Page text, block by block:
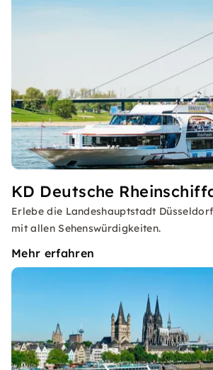
KD Deutsche
Erlebe die Landeshauptstadt
mit allen Sehenswürdigkeiten.
Mehr erfahren